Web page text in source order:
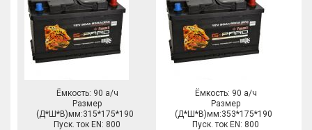
Ёмкость: 90 а/ч
Размер
(Д*Ш*В)мм:315*175*190
Пуск. ток EN: 800
Ёмкость: 90 а/ч
Размер
(Д*Ш*В)мм:353*175*190
Пуск. ток EN: 800